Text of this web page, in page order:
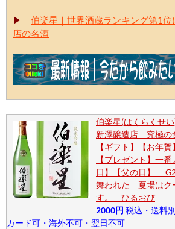
▶ 伯楽星｜世界酒蔵ランキング第1
店の名酒
伯楽星(はくらく
新澤醸造店 究極
【ギフト】【お年
【プレゼント】一
日】【父の日】
舞われた 夏場はク
す。 ひるおび
2000円 税込・送料別
カード可・海外不可・翌日不可